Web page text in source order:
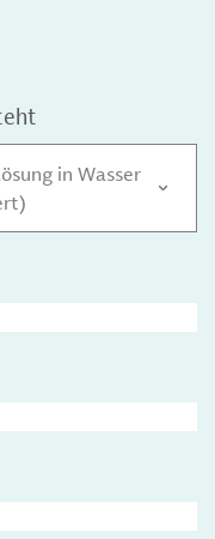
in Wasser